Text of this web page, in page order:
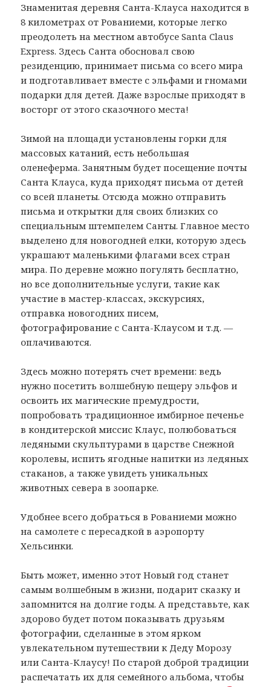
Знаменитая деревня Санта-Клауса находится в
8 километрах от Рованиеми, которые легко
преодолеть на местном автобусе Santa Claus
Express. Здесь Санта обосновал свою
резиденцию, принимает письма со всего мира
и подготавливает вместе с эльфами и гномами
подарки для детей. Даже взрослые приходят в
восторг от этого сказочного места!
Зимой на площади установлены горки для
массовых катаний, есть небольшая
оленеферма. Занятным будет посещение почты
Санта Клауса, куда приходят письма от детей
со всей планеты. Отсюда можно отправить
письма и открытки для своих близких со
специальным штемпелем Санты. Главное место
выделено для новогодней елки, которую здесь
украшают маленькими флагами всех стран
мира. По деревне можно погулять бесплатно,
но все дополнительные услуги, такие как
участие в мастер-классах, экскурсиях,
отправка новогодних писем,
фотографирование с Санта-Клаусом и т.д. —
оплачиваются.
Здесь можно потерять счет времени: ведь
нужно посетить волшебную пещеру эльфов и
освоить их магические премудрости,
попробовать традиционное имбирное печенье
в кондитерской миссис Клаус, полюбоваться
ледяными скульптурами в царстве Снежной
королевы, испить ягодные напитки из ледяных
стаканов, а также увидеть уникальных
животных севера в зоопарке.
Удобнее всего добраться в Рованиеми можно
на самолете с пересадкой в аэропорту
Хельсинки.
Быть может, именно этот Новый год станет
самым волшебным в жизни, подарит сказку и
запомнится на долгие годы. А представьте, как
здорово будет потом показывать друзьям
фотографии, сделанные в этом ярком
увлекательном путешествии к Деду Морозу
или Санта-Клаусу! По старой доброй традиции
распечатать их для семейного альбома, чтобы